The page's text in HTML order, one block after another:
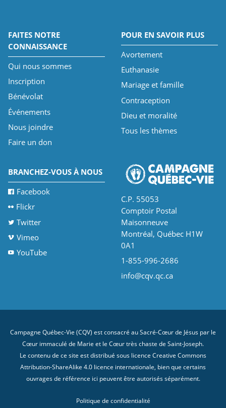
FAITES NOTRE
CONNAISSANCE
Qui nous sommes
Inscription
Bénévolat
Événements
Nous joindre
Faire un don
POUR EN SAVOIR PLUS
Avortement
Euthanasie
Mariage et famille
Contraception
Dieu et moralité
Tous les thèmes
BRANCHEZ-VOUS À NOUS
Facebook
Flickr
Twitter
Vimeo
YouTube
C.P. 55053
Comptoir Postal
Maisonneuve
Montréal, Québec H1W
0A1
1-855-996-2686
info@cqv.qc.ca
Campagne Québec-Vie (CQV) est consacré au Sacré-Cœur de Jésus par le
Cœur immaculé de Marie et le Cœur très chaste de Saint-Joseph.
Le contenu de ce site est distribué sous licence Creative Commons
Attribution-ShareAlike 4.0 licence internationale , bien que certains
ouvrages de référence ici peuvent être autorisés séparément.
Politique de confidentialité